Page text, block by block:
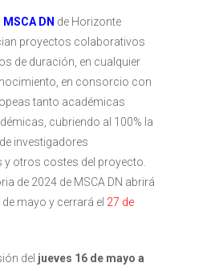
DN de Horizonte
proyectos colaborativos
de duración, en cualquier
en consorcio con
tanto académicas
cubriendo al 100% la
investigadores
y otros costes del proyecto.
de 2024 de MSCA DN abrirá
mayo y cerrará el 27 de
del jueves 16 de mayo a